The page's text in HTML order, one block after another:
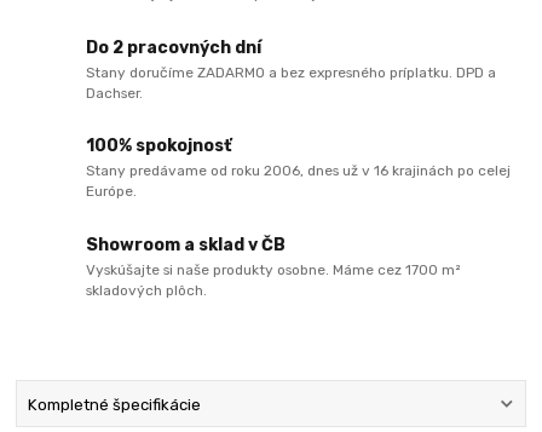
Do 2 pracovných dní
Stany doručíme ZADARMO a bez expresného príplatku. DPD a
Dachser.
100% spokojnosť
Stany predávame od roku 2006, dnes už v 16 krajinách po celej
Európe.
Showroom a sklad v ČB
Vyskúšajte si naše produkty osobne. Máme cez 1700 m²
skladových plôch.
Kompletné špecifikácie